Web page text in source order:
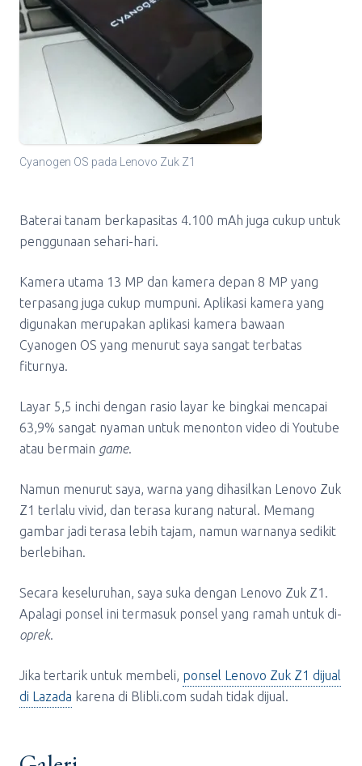
Cyanogen OS pada Lenovo Zuk Z1
Baterai tanam berkapasitas 4.100 mAh juga cukup untuk
penggunaan sehari-hari.
Kamera utama 13 MP dan kamera depan 8 MP yang
terpasang juga cukup mumpuni. Aplikasi kamera yang
digunakan merupakan aplikasi kamera bawaan
Cyanogen OS yang menurut saya sangat terbatas
fiturnya.
Layar 5,5 inchi dengan rasio layar ke bingkai mencapai
63,9% sangat nyaman untuk menonton video di Youtube
atau bermain game.
Namun menurut saya, warna yang dihasilkan Lenovo Zuk
Z1 terlalu vivid, dan terasa kurang natural. Memang
gambar jadi terasa lebih tajam, namun warnanya sedikit
berlebihan.
Secara keseluruhan, saya suka dengan Lenovo Zuk Z1.
Apalagi ponsel ini termasuk ponsel yang ramah untuk di-
oprek.
Jika tertarik untuk membeli, ponsel Lenovo Zuk Z1 dijual
di Lazada karena di Blibli.com sudah tidak dijual.